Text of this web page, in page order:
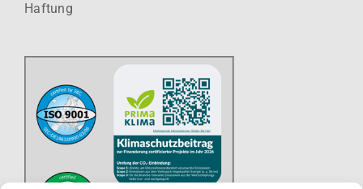
Haftung